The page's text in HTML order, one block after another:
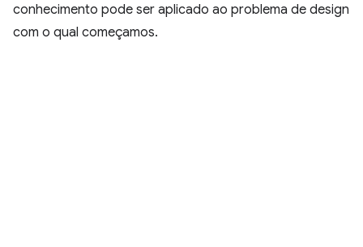
conhecimento pode ser aplicado ao problema de design
com o qual começamos.